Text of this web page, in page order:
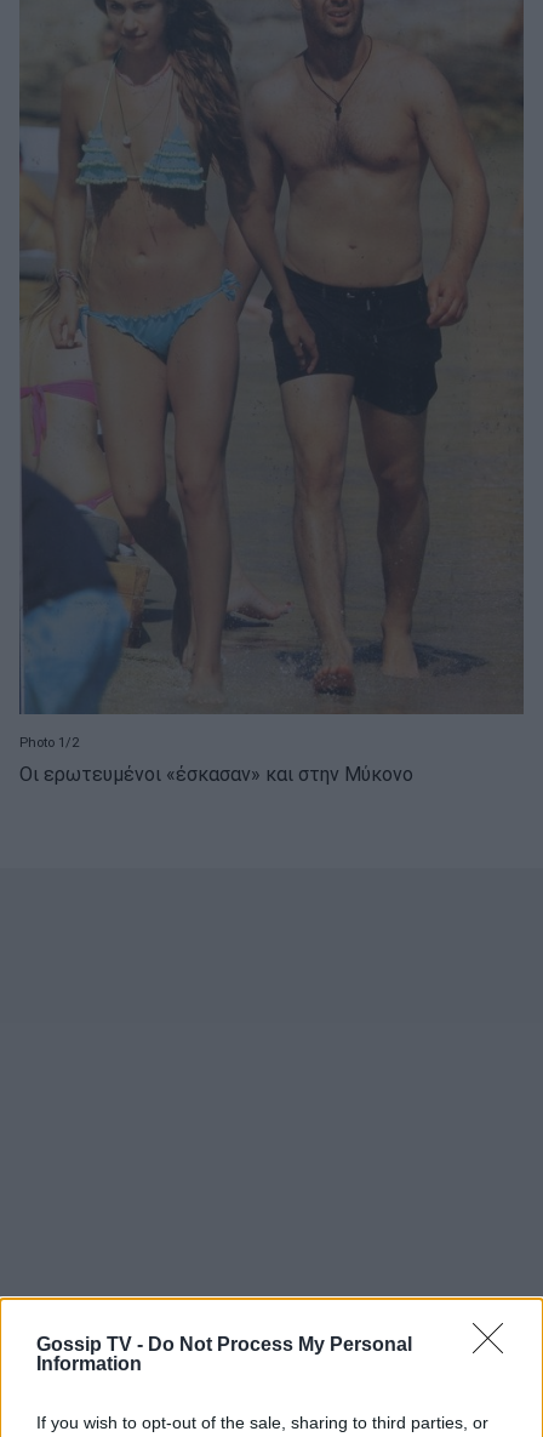
Gossip TV - Do Not Process My Personal
Information
If you wish to opt-out of the sale, sharing to third parties, or
Photo 1/2
Οι ερωτευμένοι «έσκασαν» και στην Μύκονο